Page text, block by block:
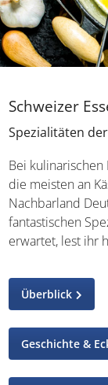
Schweizer
Spezialitäten
Bei
die meisten an
Nachbarland
fantastischen
euch erwartet,
Überblick
Geschichte &
🧝
✅